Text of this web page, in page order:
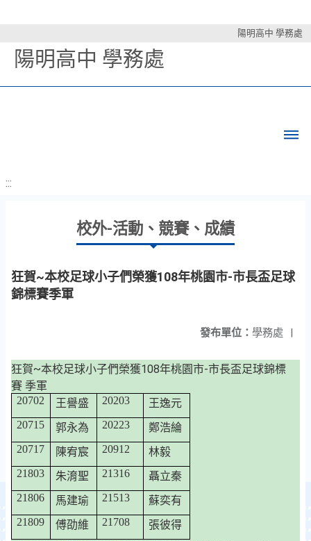
陽明高中 學務處
陽明高中 學務處
:::
校外-活動、競賽、成績
狂賀~本校足球小子們榮獲108年桃園市-市長盃足球
錦標賽季軍
發布單位： 學務處 |
狂賀~本校足球小子們榮獲108年桃園市-市長盃足球錦標
賽 季軍
20702 王譽盛 20203
王逸元
20715
郭永為 20223
鄭浩綸
20717
陳宥宸 20912
林毅
21803
朱淯聖 21316
聶立秦
21806
馬建瑜 21513
蘇奕有
21809
傅劭維 21708 張彼得